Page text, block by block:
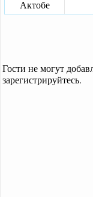
Актобе
Гости не могут
зарегистрируйтесь.